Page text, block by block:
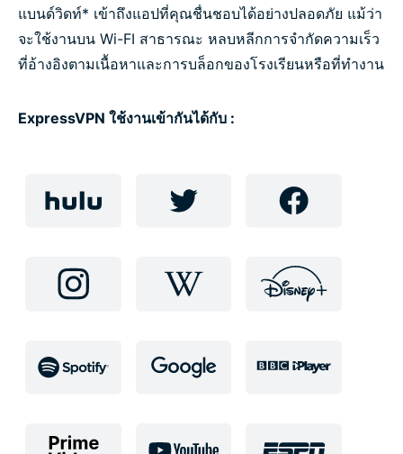
วิธีรับ VPN
รับ ExpressVPN วันนี้เพื่อปลดล็อกประสิทธิภาพทั้งหมด
แบนด์วิดท์* เข้าถึงแอปที่คุณชื่นชอบได้อย่างปลอดภัย แม้ว่า
จะใช้งานบน Wi-FI สาธารณะ หลบหลีกการจำกัดความเร็ว
ที่อ้างอิงตามเนื้อหาและการบล็อกของโรงเรียนหรือที่ทำงาน
ExpressVPN ใช้งานเข้ากันได้กับ :